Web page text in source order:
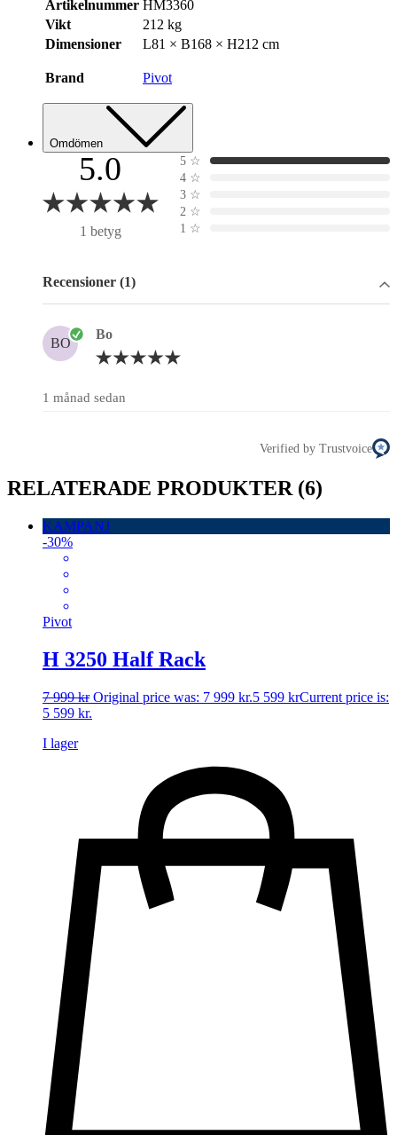
Artikelnummer HM3360
Vikt
212 kg
Dimensioner
L81 × B168 × H212 cm
Brand Pivot
Omdömen
5.0
1 betyg
5 ☆
4 ☆
3 ☆
2 ☆
1 ☆
Recensioner (1)
BO
Bo
1 månad sedan
Verified by Trustvoice
RELATERADE PRODUKTER (6)
KAMPANJ
-30%
Pivot
H 3250 Half Rack
7 999kr Original price was: 7 999 kr.5 599 krCurrent price is:
5 599 kr.
I lager